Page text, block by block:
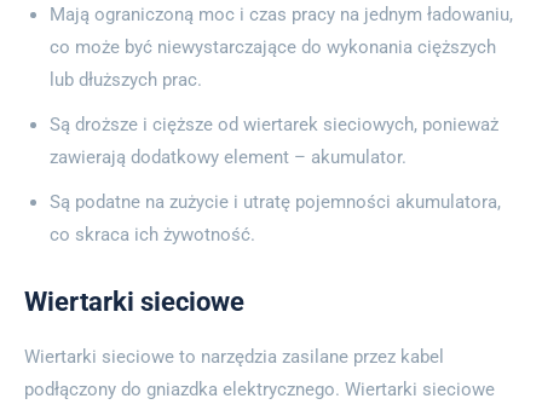
Mają ograniczoną moc i czas pracy na jednym ładowaniu,
co może być niewystarczające do wykonania cięższych
lub dłuższych prac.
Są droższe i cięższe od wiertarek sieciowych, ponieważ
zawierają dodatkowy element – akumulator.
Są podatne na zużycie i utratę pojemności akumulatora,
co skraca ich żywotność.
Wiertarki sieciowe
Wiertarki sieciowe to narzędzia zasilane przez kabel
podłączony do gniazdka elektrycznego. Wiertarki sieciowe